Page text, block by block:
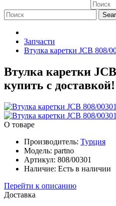
Запчасти
Втулка каретки JCB 808/
Втулка каретки
купить с доставкой!
О товаре
Производитель: Турция
Модель: partno
Артикул: 808/00301
Наличие: Есть в наличии
Перейти к описанию
Доставка